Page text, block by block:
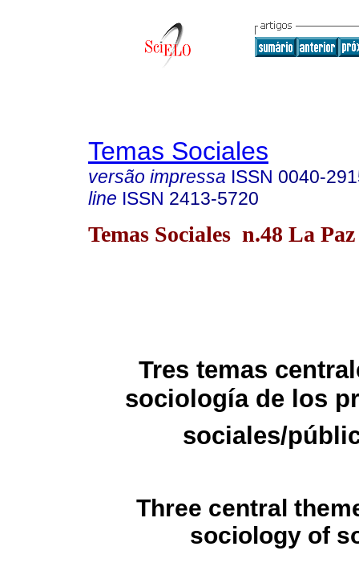
Temas Sociales
versão impressa ISSN 0040-
line ISSN 2413-5720
Temas Sociales n.48 La
Tres temas
sociología de los
sociales/
Three central
sociology of